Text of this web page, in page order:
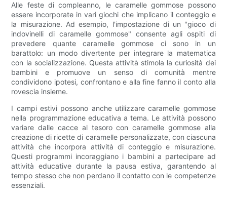
Alle feste di compleanno, le caramelle gommose possono
essere incorporate in vari giochi che implicano il conteggio e
la misurazione. Ad esempio, l'impostazione di un "gioco di
indovinelli di caramelle gommose" consente agli ospiti di
prevedere quante caramelle gommose ci sono in un
barattolo: un modo divertente per integrare la matematica
con la socializzazione. Questa attività stimola la curiosità dei
bambini e promuove un senso di comunità mentre
condividono ipotesi, confrontano e alla fine fanno il conto alla
rovescia insieme.
I campi estivi possono anche utilizzare caramelle gommose
nella programmazione educativa a tema. Le attività possono
variare dalle cacce al tesoro con caramelle gommose alla
creazione di ricette di caramelle personalizzate, con ciascuna
attività che incorpora attività di conteggio e misurazione.
Questi programmi incoraggiano i bambini a partecipare ad
attività educative durante la pausa estiva, garantendo al
tempo stesso che non perdano il contatto con le competenze
essenziali.